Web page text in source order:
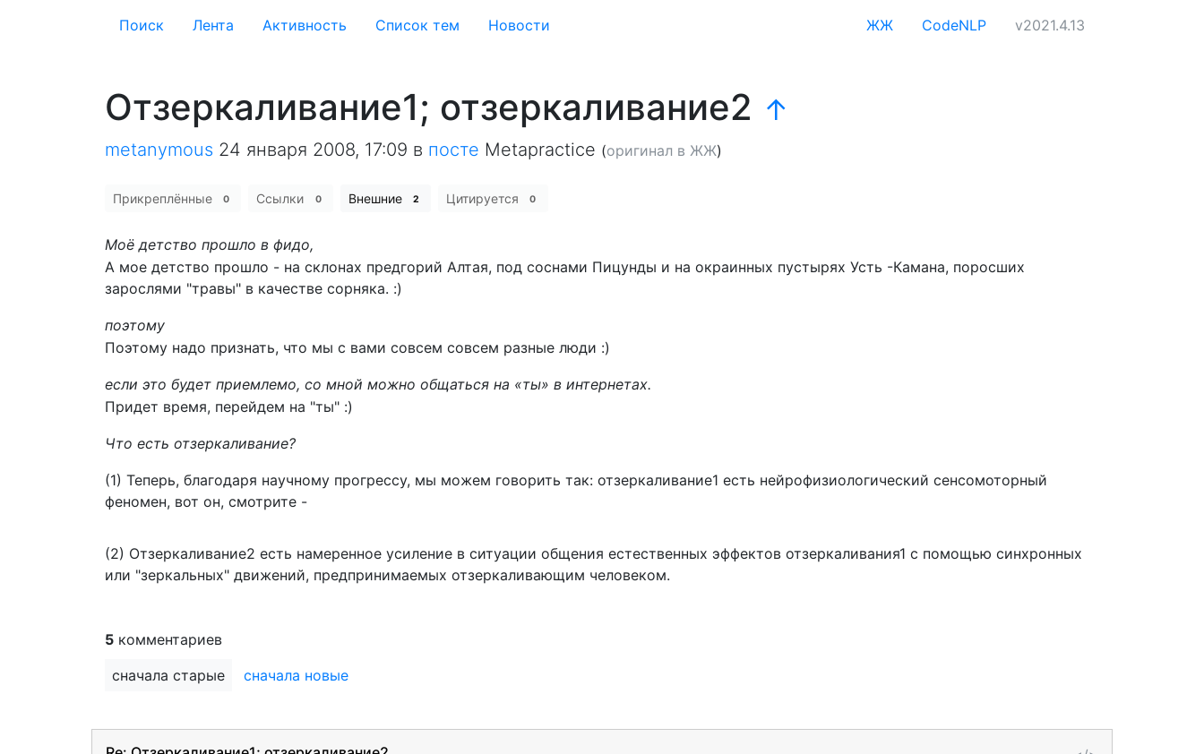
Поиск Лента Активность Cписок тем Новости ЖЖ CodeNLP v2021.4.13
Отзеркаливание1; отзеркаливание2 ↑
metanymous 24 января 2008, 17:09 в посте Metapractice (оригинал в ЖЖ)
Прикреплённые 0 Ссылки 0 Внешние 2 Цитируется 0
Моё детство прошло в фидо,
А мое детство прошло - на склонах предгорий Алтая, под соснами Пицунды и на окраинных пустырях Усть -Камана, поросших
зарослями "травы" в качестве сорняка. :)
поэтому
Поэтому надо признать, что мы с вами совсем совсем разные люди :)
если это будет приемлемо, со мной можно общаться на «ты» в интернетах.
Придет время, перейдем на "ты" :)
Что есть отзеркаливание?
(1) Теперь, благодаря научному прогрессу, мы можем говорить так: отзеркаливание1 есть нейрофизиологический сенсомоторный
феномен, вот он, смотрите -
(2) Отзеркаливание2 есть намеренное усиление в ситуации общения естественных эффектов отзеркаливания1 с помощью синхронных
или "зеркальных" движений, предпринимаемых отзеркаливающим человеком.
5 комментариев
сначала старые
сначала новые